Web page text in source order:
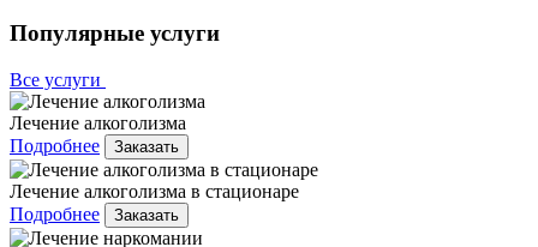
Популярные услуги
Все услуги
Лечение алкоголизма
Подробнее
Заказать
Лечение алкоголизма в стационаре
Подробнее
Заказать